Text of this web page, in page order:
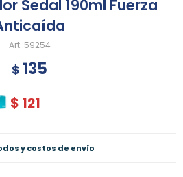
Sedal 190ml Fuerza
59254
$ 135
$ 121
y costos de envío